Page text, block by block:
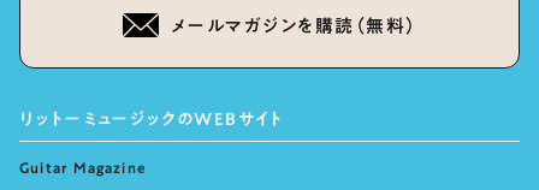
メールマガジンを購読（無料）
リットーミュージックのWEBサイト
Guitar Magazine